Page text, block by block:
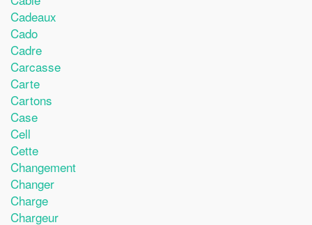
Cadeaux
Cado
Cadre
Carcasse
Carte
Cartons
Case
Cell
Cette
Changement
Changer
Charge
Chargeur